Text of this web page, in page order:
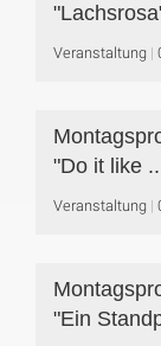
Veranstaltung
"Do it like
Veranstaltung
"Ein